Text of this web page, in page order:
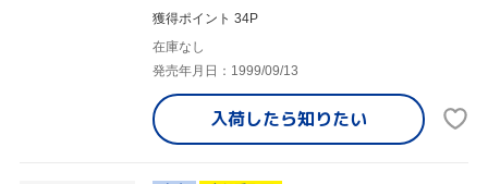
獲得ポイント 34P
在庫なし
発売年月日：1999/09/13
入荷したら知りたい